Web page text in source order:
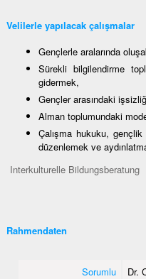
Velilerle yapılacak çalışmalar
Gençlerle aralarında
Sürekli bilgilendirme
gidermek,
Gençler arasındaki
Alman toplumundaki
Çalışma hukuku,
düzenlemek ve
Interkulturelle Bildungsberatung
Rahmendaten
Sorumlu
Dr.